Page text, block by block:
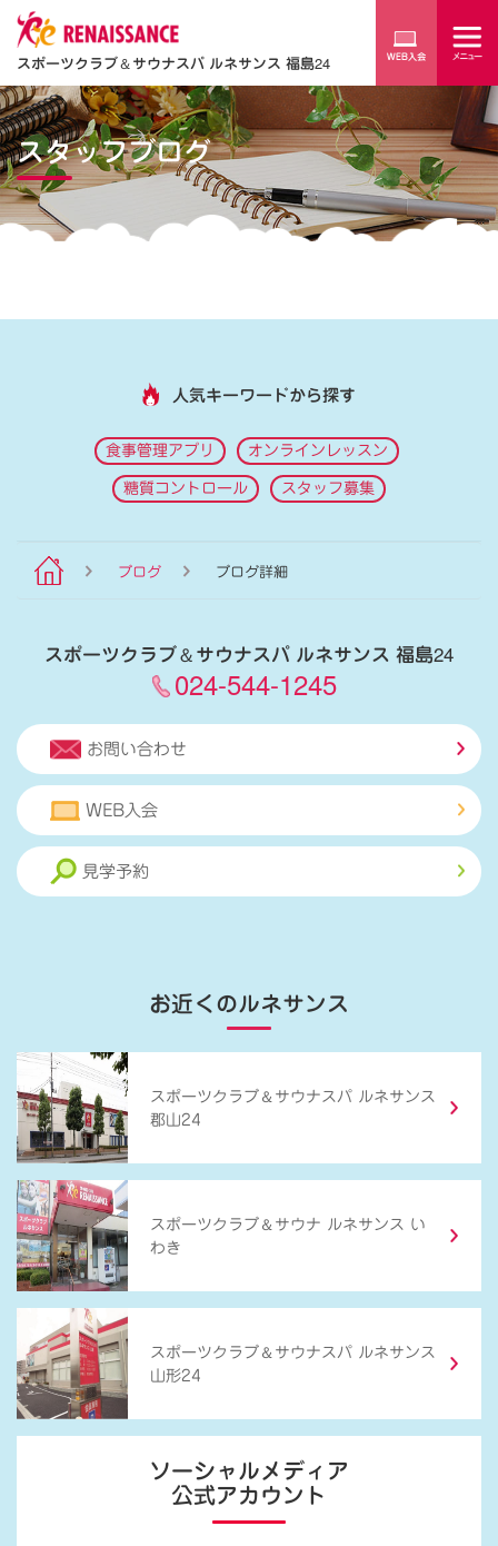
スポーツクラブ＆サウナスパ ルネサンス 福島24
スタッフブログ
人気キーワードから探す
食事管理アプリ オンラインレッスン
糖質コントロール スタッフ募集
ブログ ブログ詳細
スポーツクラブ＆サウナスパ ルネサンス 福島24
024-544-1245
お問い合わせ
WEB入会
見学予約
お近くのルネサンス
スポーツクラブ ＆ サウナスパ ルネサンス
郡山24
スポーツクラブ ＆ サウナ ルネサンス い
わき
スポーツクラブ ＆ サウナスパ ルネサンス
山形24
ソーシャルメディア
公式アカウント